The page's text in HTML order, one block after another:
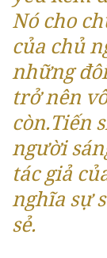
Nó cho
của chủ
những
trở nên
còn.Tiến
người
tác giả
nghĩa sự
sẻ.